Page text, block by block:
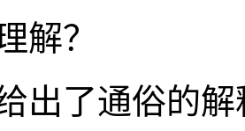
？
了通俗的解